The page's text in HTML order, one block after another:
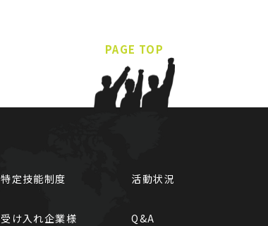
特定技能制度
受け入れ企業様
活動状況
Q&A
PAGE TOP